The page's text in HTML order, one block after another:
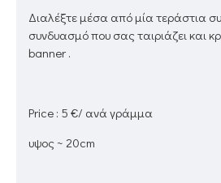
Διαλέξτε μέσα από μία τεράστια
συνδυασμό που σας ταιριάζει και
banner .
Price : 5 €/ ανά γράμμα
υψος ~ 20cm